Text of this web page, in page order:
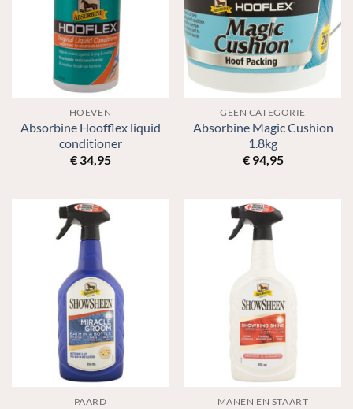
HOEVEN
Absorbine Hoofflex liquid
conditioner
€34,95
GEEN CATEGORIE
Absorbine Magic Cushion
1.8kg
€94,95
PAARD MANEN EN STAART